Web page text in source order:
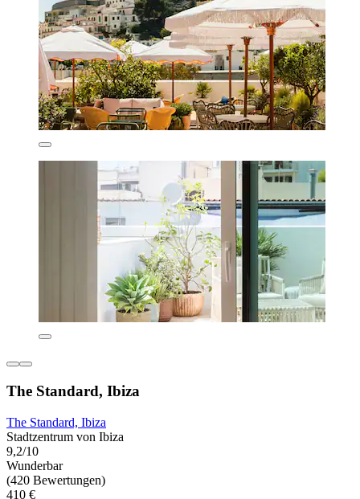
The Standard, Ibiza
The Standard, Ibiza
Stadtzentrum von Ibiza
9,2/10
Wunderbar
(420 Bewertungen)
410 €